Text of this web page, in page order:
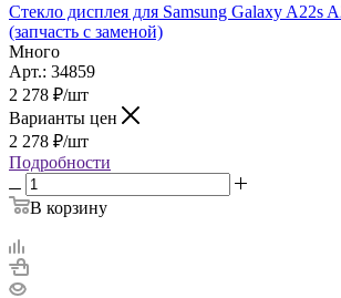
Стекло дисплея для Samsung Galaxy A22s
(запчасть с заменой)
Много
Арт.: 34859
2 278 ₽/шт
Варианты цен
2 278 ₽/шт
Подробности
В корзину